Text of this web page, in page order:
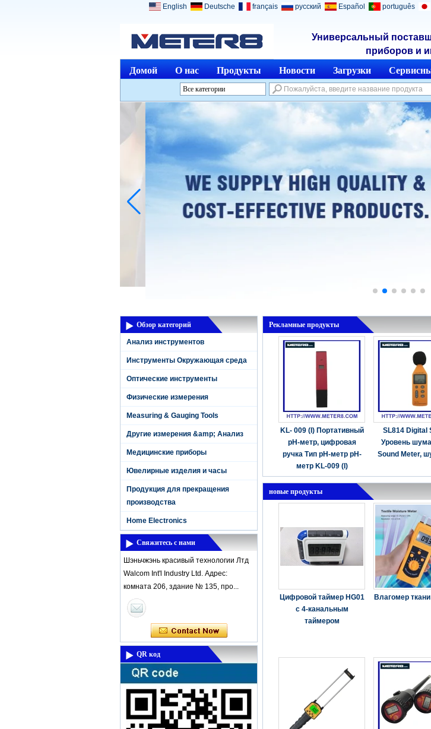
Универсальный
приборов и
English Deutsche français русский Español português
Домой О нас Продукты Новости Загрузки
Все категории
Анализ инструментовL
Инструменты
инструментыL
Физические измеренияL
Measuring & Gauging
Другие измерения &amp;
Home ElectronicsL
Обзор категорий
Анализ инструментов
Инструменты Окружающая среда
Оптические инструменты
Физические измерения
Measuring & Gauging Tools
Другие измерения &amp; Анализ
Медицинские приборы
Ювелирные изделия и часы
Продукция для прекращения
производства
Home Electronics
Свяжитесь с нами
Шэньчжэнь красивый технологии Лтд
Walcom Int'l Industry Ltd. Адрес:
комната 206, здание № 135, про...
QR код
Рекламные продукты
KL- 009 (I) Портативный
рН-метр, цифровая
ручка Тип рН-метр рН-
метр KL-009 (I)
SL814 Digital
Уровень
Sound Meter,
новые продукты
Цифровой таймер HG01
с 4-канальным
таймером
Влагомер